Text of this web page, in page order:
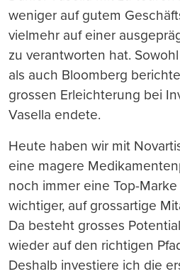
weniger auf gutem
vielmehr auf einer
zu verantworten hat.
als auch Bloomberg
grossen Erleichterung bei
Vasella endete.
Heute haben wir mit
eine magere
noch immer eine Top-Marke
wichtiger, auf grossartige
Da besteht grosses
wieder auf den richtigen
Deshalb investiere ich die